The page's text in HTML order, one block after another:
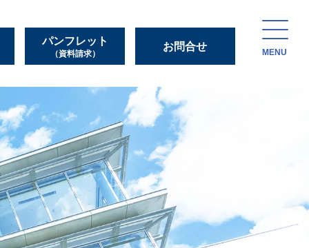
パンフレット
（資料請求）
お問合せ
MENU